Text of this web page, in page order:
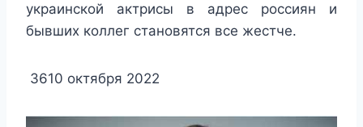
украинской актрисы в адрес россиян и
бывших коллег становятся все жестче.
3610 октября 2022